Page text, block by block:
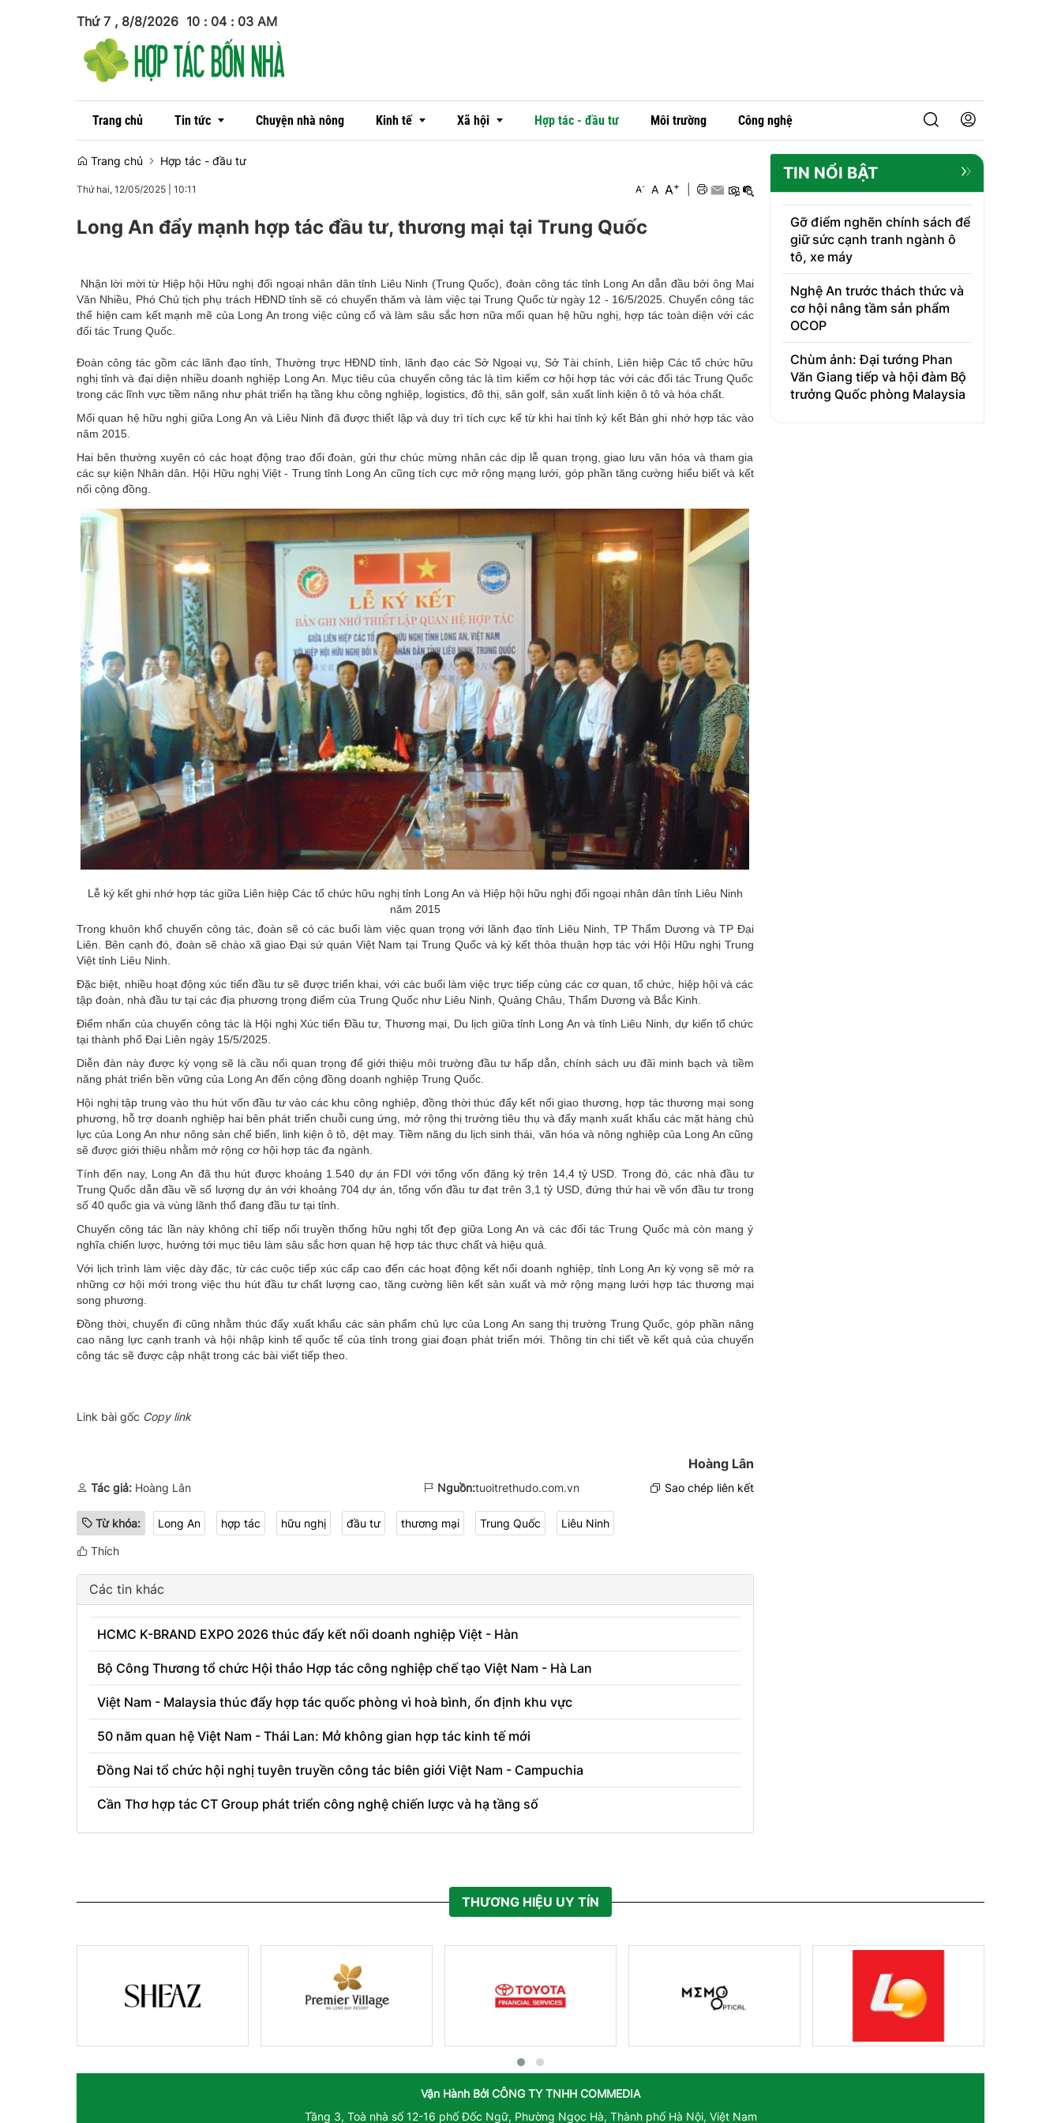
Thứ 7 , 8/8/2026 10 : 04 : 04 AM
Trang chủ Tin tức
Tin trong nước
Tin quốc tế
Chuyện nhà nông Kinh tế
Ngân hàng
OCOP
Xã hội
Đời sống
Hợp tác - đầu tư Môi trường Công nghệ
Trang chủ Hợp tác - đầu tư
Thứ hai, 12/05/2025 10:11 A- A A+
Long An đẩy mạnh hợp tác đầu tư, thương mại tại Trung Quốc
Nhận lời mời từ Hiệp hội Hữu nghị đối ngoại nhân dân tỉnh Liêu Ninh (Trung Quốc), đoàn công tác tỉnh Long An dẫn đầu bởi ông Mai
Văn Nhiều, Phó Chủ tịch phụ trách HĐND tỉnh sẽ có chuyến thăm và làm việc tại Trung Quốc từ ngày 12 - 16/5/2025. Chuyến công tác
thể hiện cam kết mạnh mẽ của Long An trong việc củng cố và làm sâu sắc hơn nữa mối quan hệ hữu nghị, hợp tác toàn diện với các
đối tác Trung Quốc.
Đoàn công tác gồm các lãnh đạo tỉnh, Thường trực HĐND tỉnh, lãnh đạo các Sở Ngoại vụ, Sở Tài chính, Liên hiệp Các tổ chức hữu
nghị tỉnh và đại diện nhiều doanh nghiệp Long An. Mục tiêu của chuyến công tác là tìm kiếm cơ hội hợp tác với các đối tác Trung Quốc
trong các lĩnh vực tiềm năng như phát triển hạ tầng khu công nghiệp, logistics, đô thị, sân golf, sản xuất linh kiện ô tô và hóa chất.
Mối quan hệ hữu nghị giữa Long An và Liêu Ninh đã được thiết lập và duy trì tích cực kể từ khi hai tỉnh ký kết Bản ghi nhớ hợp tác vào
năm 2015.
Hai bên thường xuyên có các hoạt động trao đổi đoàn, gửi thư chúc mừng nhân các dịp lễ quan trọng, giao lưu văn hóa và tham gia
các sự kiện Nhân dân. Hội Hữu nghị Việt - Trung tỉnh Long An cũng tích cực mở rộng mạng lưới, góp phần tăng cường hiểu biết và kết
nối cộng đồng.
Lễ ký kết ghi nhớ hợp tác giữa Liên hiệp Các tổ chức hữu nghị tỉnh Long An và Hiệp hội hữu nghị đối ngoại nhân dân tỉnh Liêu Ninh
năm 2015
Trong khuôn khổ chuyến công tác, đoàn sẽ có các buổi làm việc quan trọng với lãnh đạo tỉnh Liêu Ninh, TP Thẩm Dương và TP Đại
Liên. Bên cạnh đó, đoàn sẽ chào xã giao Đại sứ quán Việt Nam tại Trung Quốc và ký kết thỏa thuận hợp tác với Hội Hữu nghị Trung
Việt tỉnh Liêu Ninh.
Đặc biệt, nhiều hoạt động xúc tiến đầu tư sẽ được triển khai, với các buổi làm việc trực tiếp cùng các cơ quan, tổ chức, hiệp hội và các
tập đoàn, nhà đầu tư tại các địa phương trọng điểm của Trung Quốc như Liêu Ninh, Quảng Châu, Thẩm Dương và Bắc Kinh.
Điểm nhấn của chuyến công tác là Hội nghị Xúc tiến Đầu tư, Thương mại, Du lịch giữa tỉnh Long An và tỉnh Liêu Ninh, dự kiến tổ chức
tại thành phố Đại Liên ngày 15/5/2025.
Diễn đàn này được kỳ vọng sẽ là cầu nối quan trọng để giới thiệu môi trường đầu tư hấp dẫn, chính sách ưu đãi minh bạch và tiềm
năng phát triển bền vững của Long An đến cộng đồng doanh nghiệp Trung Quốc.
Hội nghị tập trung vào thu hút vốn đầu tư vào các khu công nghiệp, đồng thời thúc đẩy kết nối giao thương, hợp tác thương mại song
phương, hỗ trợ doanh nghiệp hai bên phát triển chuỗi cung ứng, mở rộng thị trường tiêu thụ và đẩy mạnh xuất khẩu các mặt hàng chủ
lực của Long An như nông sản chế biến, linh kiện ô tô, dệt may. Tiềm năng du lịch sinh thái, văn hóa và nông nghiệp của Long An cũng
sẽ được giới thiệu nhằm mở rộng cơ hội hợp tác đa ngành.
Tính đến nay, Long An đã thu hút được khoảng 1.540 dự án FDI với tổng vốn đăng ký trên 14,4 tỷ USD. Trong đó, các nhà đầu tư
Trung Quốc dẫn đầu về số lượng dự án với khoảng 704 dự án, tổng vốn đầu tư đạt trên 3,1 tỷ USD, đứng thứ hai về vốn đầu tư trong
số 40 quốc gia và vùng lãnh thổ đang đầu tư tại tỉnh.
Chuyến công tác lần này không chỉ tiếp nối truyền thống hữu nghị tốt đẹp giữa Long An và các đối tác Trung Quốc mà còn mang ý
nghĩa chiến lược, hướng tới mục tiêu làm sâu sắc hơn quan hệ hợp tác thực chất và hiệu quả.
Với lịch trình làm việc dày đặc, từ các cuộc tiếp xúc cấp cao đến các hoạt động kết nối doanh nghiệp, tỉnh Long An kỳ vọng sẽ mở ra
những cơ hội mới trong việc thu hút đầu tư chất lượng cao, tăng cường liên kết sản xuất và mở rộng mạng lưới hợp tác thương mại
song phương.
Đồng thời, chuyến đi cũng nhằm thúc đẩy xuất khẩu các sản phẩm chủ lực của Long An sang thị trường Trung Quốc, góp phần nâng
cao năng lực cạnh tranh và hội nhập kinh tế quốc tế của tỉnh trong giai đoạn phát triển mới. Thông tin chi tiết về kết quả của chuyến
công tác sẽ được cập nhật trong các bài viết tiếp theo.
Link bài gốc Copy link
Hoàng Lân
Tác giả: Hoàng Lân Nguồn:tuoitrethudo.com.vn Sao chép liên kết
Từ khóa: Long An hợp tác hữu nghị đầu tư thương mại Trung Quốc Liêu Ninh
Thích
Các tin khác
HCMC K-BRAND EXPO 2026 thúc đẩy kết nối doanh nghiệp Việt - Hàn
Bộ Công Thương tổ chức Hội thảo Hợp tác công nghiệp chế tạo Việt Nam - Hà Lan
Việt Nam - Malaysia thúc đẩy hợp tác quốc phòng vì hoà bình, ổn định khu vực
50 năm quan hệ Việt Nam - Thái Lan: Mở không gian hợp tác kinh tế mới
Đồng Nai tổ chức hội nghị tuyên truyền công tác biên giới Việt Nam - Campuchia
Cần Thơ hợp tác CT Group phát triển công nghệ chiến lược và hạ tầng số
TIN NỔI BẬT
Gỡ điểm nghẽn chính sách để
giữ sức cạnh tranh ngành ô
tô, xe máy
Nghệ An trước thách thức và
cơ hội nâng tầm sản phẩm
OCOP
Chùm ảnh: Đại tướng Phan
Văn Giang tiếp và hội đàm Bộ
trưởng Quốc phòng Malaysia
THƯƠNG HIỆU UY TÍN
Vận Hành Bởi CÔNG TY TNHH COMMEDIA
Tầng 3, Toà nhà số 12-16 phố Đốc Ngữ, Phường Ngọc Hà, Thành phố Hà Nội, Việt Nam